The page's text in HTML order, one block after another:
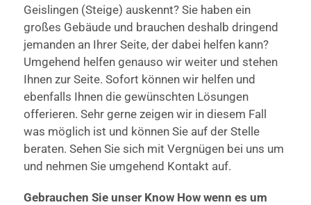
Geislingen (Steige) auskennt? Sie haben ein
großes Gebäude und brauchen deshalb dringend
jemanden an Ihrer Seite, der dabei helfen kann?
Umgehend helfen genauso wir weiter und stehen
Ihnen zur Seite. Sofort können wir helfen und
ebenfalls Ihnen die gewünschten Lösungen
offerieren. Sehr gerne zeigen wir in diesem Fall
was möglich ist und können Sie auf der Stelle
beraten. Sehen Sie sich mit Vergnügen bei uns um
und nehmen Sie umgehend Kontakt auf.
Gebrauchen Sie unser Know How wenn es um